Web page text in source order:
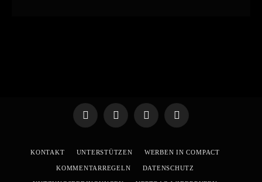
TelegramWhatsApp
X
YouTube
KONTAKT UNTERSTÜTZEN WERBEN IN COMPACT
KOMMENTARREGELN DATENSCHUTZ